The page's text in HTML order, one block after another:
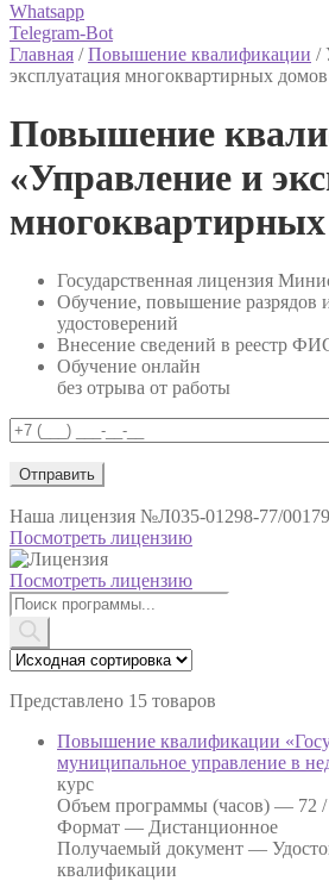
Whatsapp
Telegram-Bot
Главная /Повышение квалификации /
эксплуатация многоквартирных домов
Повышение
«Управление и
Государственная лицензия
Обучение, повышение разрядов
удостоверений
Внесение сведений в реестр
Обучение онлайн
без отрыва от работы
Наша лицензия №Л035-01298-77/
Посмотреть лицензию
Посмотреть лицензию
Поиск
товаров
Представлено 15 товаров
Повышение квалификации
муниципальное управление в
курс
Объем программы (часов) — 72
Формат — Дистанционное
Получаемый документ —
квалификации